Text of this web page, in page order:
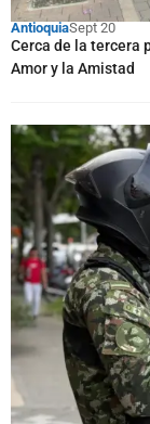
AntioquiaSept 20
Cerca de la tercera
Amor y la Amistad